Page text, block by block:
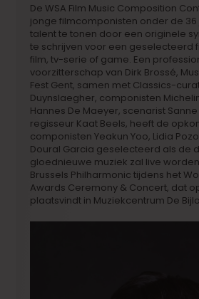
De WSA Film Music Composition
jonge filmcomponisten onder de 36
talent te tonen door een originele
te schrijven voor een geselecteerd
film, tv-serie of game. Een
voorzitterschap van Dirk Brossé,
Fest Gent, samen met Classics-
Duynslaegher, componisten
Hannes De Maeyer, scenarist
regisseur Kaat Beels, heeft de
componisten Yeakun Yoo, Lidia
Doural Garcia geselecteerd als de
gloednieuwe muziek zal live
Brussels Philharmonic tijdens het
Awards Ceremony & Concert, dat
plaatsvindt in Muziekcentrum De